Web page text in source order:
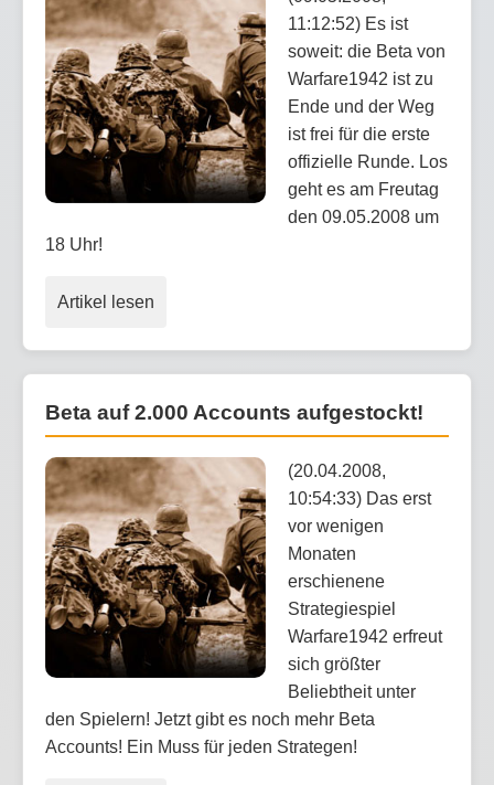
11:12:52) Es ist
soweit: die Beta von
Warfare1942 ist zu
Ende und der Weg
ist frei für die erste
offizielle Runde. Los
geht es am Freutag
den 09.05.2008 um
18 Uhr!
Artikel lesen
Beta auf 2.000 Accounts aufgestockt!
(20.04.2008,
10:54:33) Das erst
vor wenigen
Monaten
erschienene
Strategiespiel
Warfare1942 erfreut
sich größter
Beliebtheit unter
den Spielern! Jetzt gibt es noch mehr Beta
Accounts! Ein Muss für jeden Strategen!